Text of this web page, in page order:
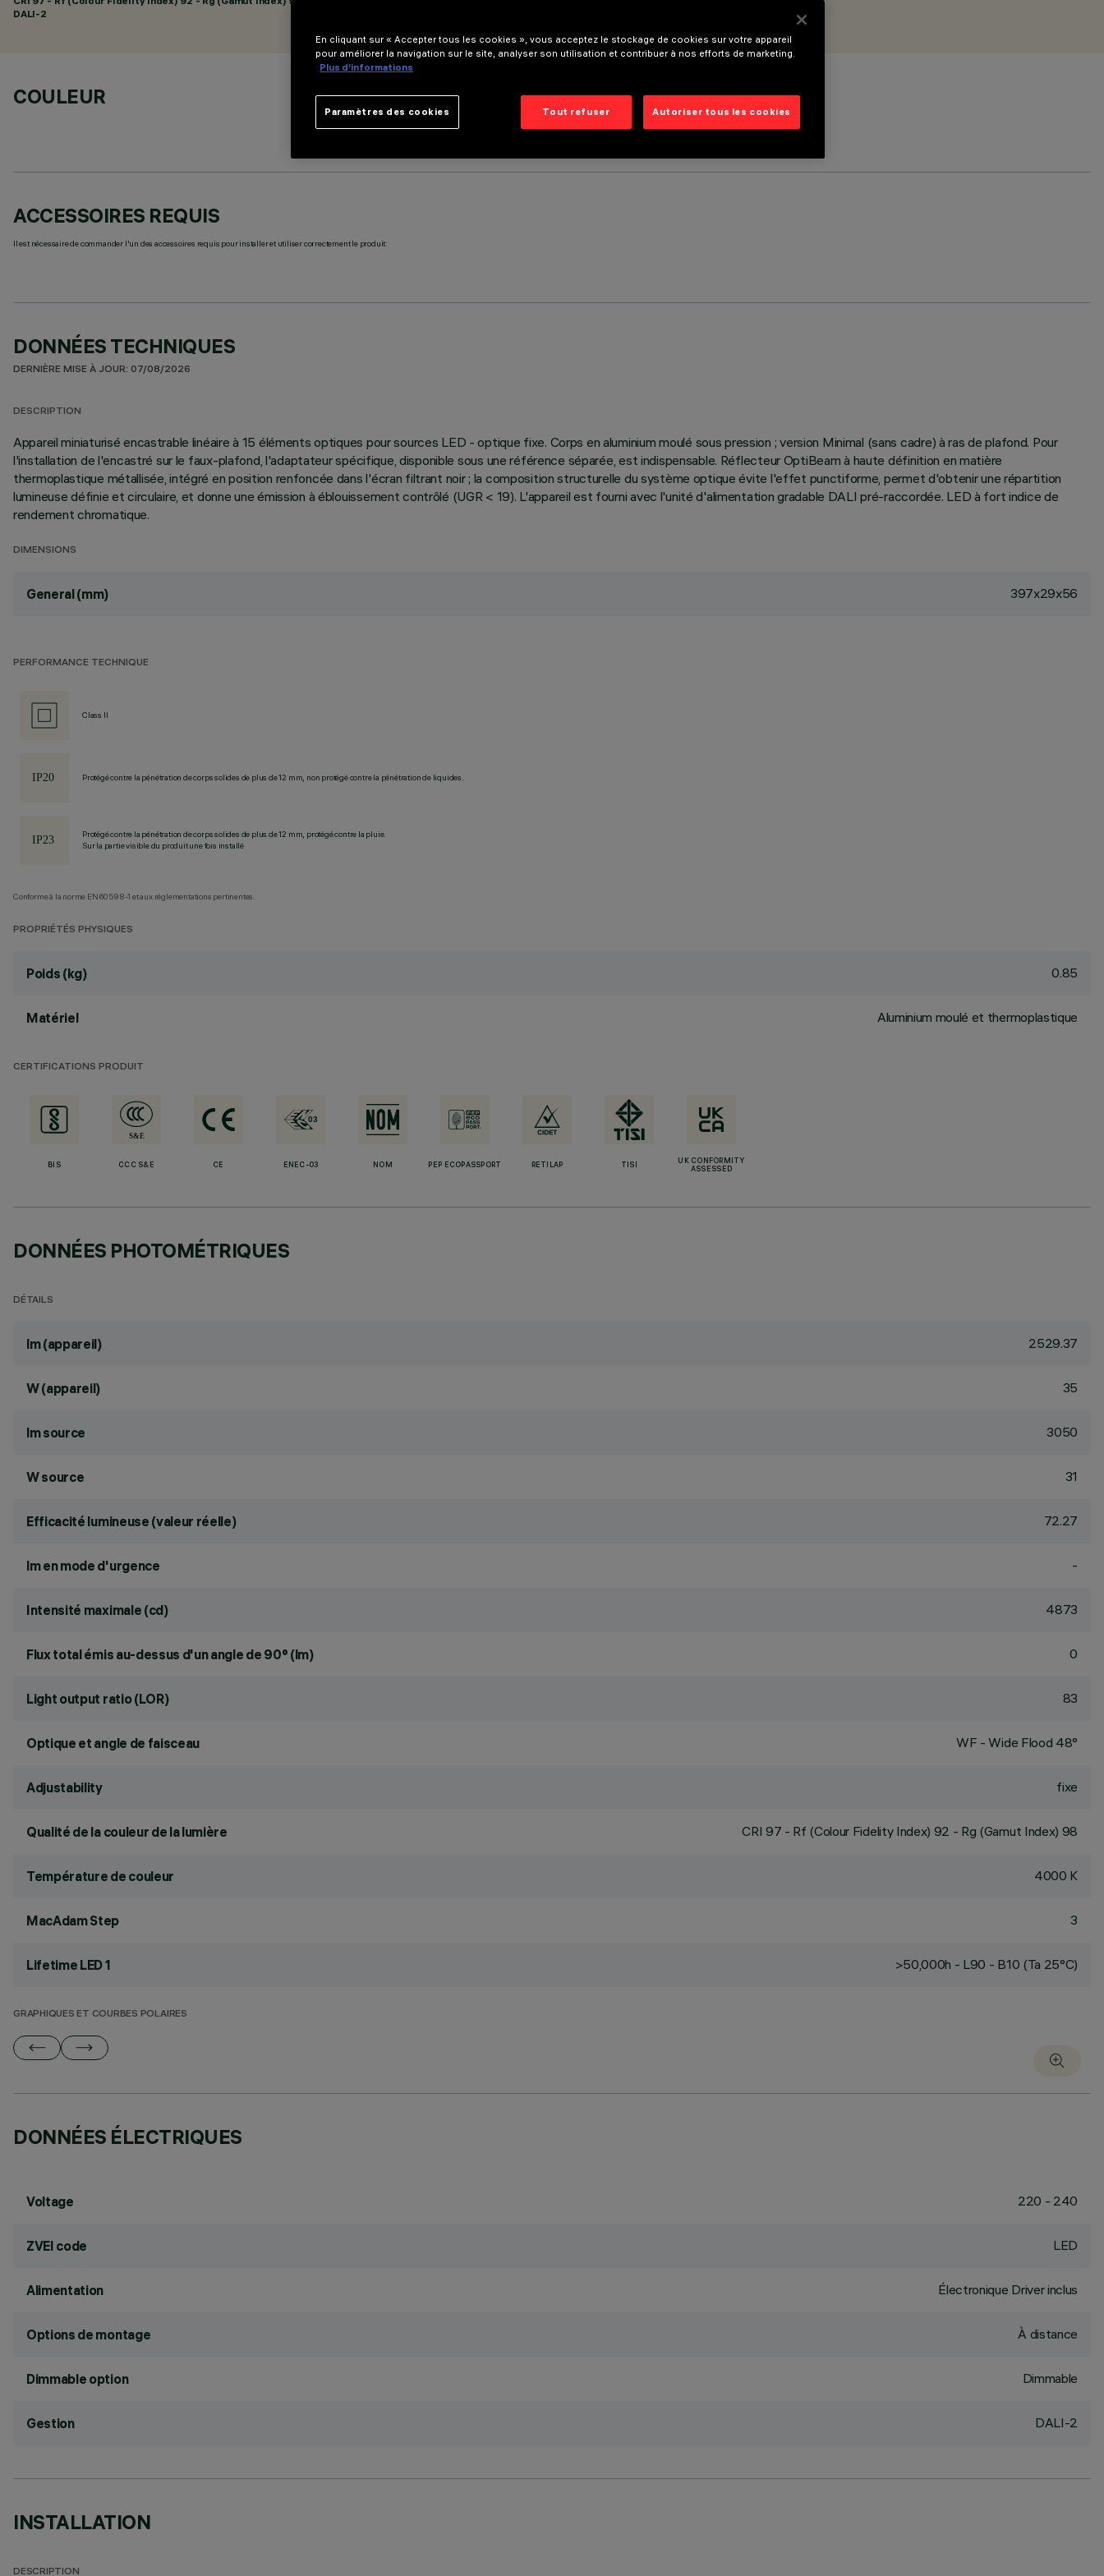
DALI-2
COULEUR
ACCESSOIRES REQUIS
Il est nécessaire de commander l'un des accessoires requis pour installer et utiliser correctement le produit:
DONNÉES TECHNIQUES
DERNIÈRE MISE À JOUR: 07/08/2026
DESCRIPTION
Appareil miniaturisé encastrable linéaire à 15 éléments optiques pour sources LED - optique fixe. Corps en aluminium moulé sous pression ; version Minimal (sans cadre) à ras de plafond. Pour
l'installation de l'encastré sur le faux-plafond, l'adaptateur spécifique, disponible sous une référence séparée, est indispensable. Réflecteur OptiBeam à haute définition en matière
thermoplastique métallisée, intégré en position renfoncée dans l'écran filtrant noir ; la composition structurelle du système optique évite l'effet punctiforme, permet d'obtenir une répartition
lumineuse définie et circulaire, et donne une émission à éblouissement contrôlé (UGR < 19). L'appareil est fourni avec l'unité d'alimentation gradable DALI pré-raccordée. LED à fort indice de
rendement chromatique.
DIMENSIONS
General (mm) 397x29x56
PERFORMANCE TECHNIQUE
Class II
Protégé contre la pénétration de corps solides de plus de 12 mm, non protégé contre la pénétration de liquides.
Protégé contre la pénétration de corps solides de plus de 12 mm, protégé contre la pluie.
Sur la partie visible du produit une fois installé
Conforme à la norme EN60598-1 et aux réglementations pertinentes.
PROPRIÉTÉS PHYSIQUES
Poids (kg) 0.85
Matériel Aluminium moulé et thermoplastique
CERTIFICATIONS PRODUIT
BIS CCC S&E CE ENEC-03 NOM PEP ECOPASSPORT RETILAP TISI
UK CONFORMITY
ASSESSED
DONNÉES PHOTOMÉTRIQUES
DÉTAILS
lm (appareil) 2529.37
W (appareil) 35
lm source 3050
W source 31
Efficacité lumineuse (valeur réelle) 72.27
lm en mode d'urgence -
Intensité maximale (cd) 4873
Flux total émis au-dessus d'un angle de 90° (lm) 0
Light output ratio (LOR) 83
Optique et angle de faisceau WF - Wide Flood 48°
Adjustability fixe
Qualité de la couleur de la lumière CRI 97 - Rf (Colour Fidelity Index) 92 - Rg (Gamut Index) 98
Température de couleur 4000 K
MacAdam Step 3
Lifetime LED 1 >50,000h - L90 - B10 (Ta 25°C)
GRAPHIQUES ET COURBES POLAIRES
DONNÉES ÉLECTRIQUES
Voltage 220 - 240
ZVEI code LED
Alimentation Électronique Driver inclus
Options de montage À distance
Dimmable option Dimmable
Gestion DALI-2
INSTALLATION
DESCRIPTION
En cliquant sur « Accepter tous les cookies », vous acceptez le stockage de cookies sur votre appareil
pour améliorer la navigation sur le site, analyser son utilisation et contribuer à nos efforts de marketing.
Plus d’informations
Tout refuser Autoriser tous les cookies
Paramètres des cookies